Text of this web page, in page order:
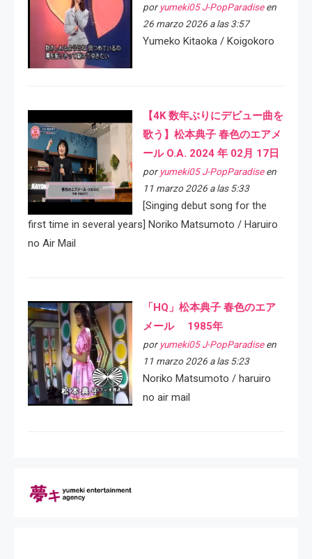
por yumeki05 J-PopParadiseen
26 marzo 2026 a las 3:57
Yumeko Kitaoka / Koigokoro
【4K 数年ぶりにデビュー曲を
歌う】松本典子 春色のエアメ
ール O.A. 2024 年 02月 17日
por yumeki05 J-PopParadiseen
11 marzo 2026 a las 5:33
[Singing debut song for the
first time in several years] Noriko Matsumoto / Haruiro
no Air Mail
「HQ」松本典子 春色のエア
メール 1985年
por yumeki05 J-PopParadiseen
11 marzo 2026 a las 5:23
Noriko Matsumoto / haruiro
no air mail